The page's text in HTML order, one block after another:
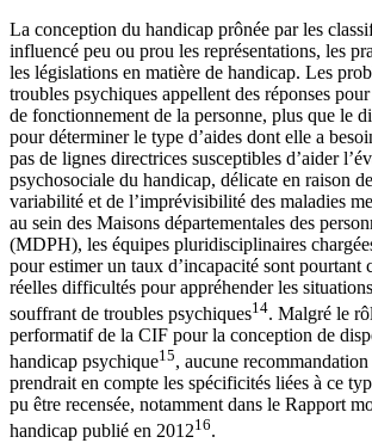
La conception du handicap prônée par les
influencé peu ou prou les représentations, les
les législations en matière de handicap. Les
troubles psychiques appellent des réponses
de fonctionnement de la personne, plus que le
pour déterminer le type d’aides dont elle a
pas de lignes directrices susceptibles d’aider
psychosociale du handicap, délicate en raison
variabilité et de l’imprévisibilité des maladies
au sein des Maisons départementales des
(MDPH), les équipes pluridisciplinaires
pour estimer un taux d’incapacité sont pourtant
réelles difficultés pour appréhender les
souffrant de troubles psychiques14. Malgré le
performatif de la CIF pour la conception de
handicap psychique15, aucune
prendrait en compte les spécificités liées à ce
pu être recensée, notamment dans le Rapport
handicap publié en 201216.